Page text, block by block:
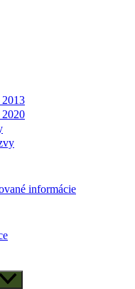
informácie